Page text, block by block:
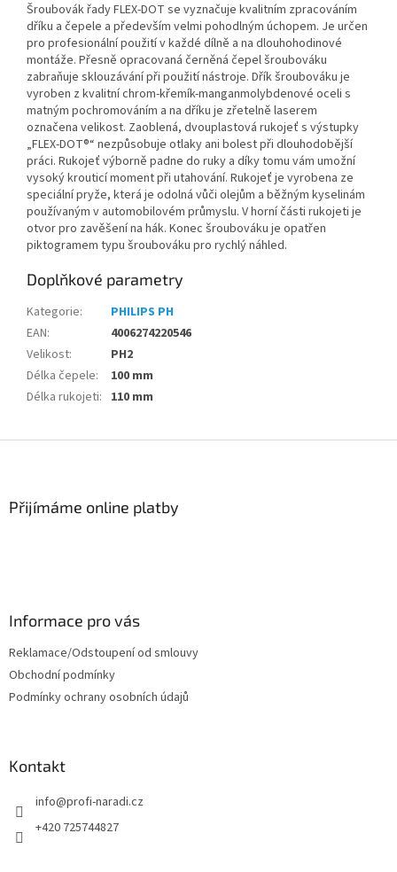
Šroubovák řady FLEX-DOT se vyznačuje kvalitním zpracováním
dříku a čepele a především velmi pohodlným úchopem. Je určen
pro profesionální použití v každé dílně a na dlouhohodinové
montáže. Přesně opracovaná černěná čepel šroubováku
zabraňuje sklouzávání při použití nástroje. Dřík šroubováku je
vyroben z kvalitní chrom-křemík-manganmolybdenové oceli s
matným pochromováním a na dříku je zřetelně laserem
označena velikost. Zaoblená, dvouplastová rukojeť s výstupky
„FLEX-DOT®“ nezpůsobuje otlaky ani bolest při dlouhodobější
práci. Rukojeť výborně padne do ruky a díky tomu vám umožní
vysoký krouticí moment při utahování. Rukojeť je vyrobena ze
speciální pryže, která je odolná vůči olejům a běžným kyselinám
používaným v automobilovém průmyslu. V horní části rukojeti je
otvor pro zavěšení na hák. Konec šroubováku je opatřen
piktogramem typu šroubováku pro rychlý náhled.
Doplňkové parametry
Kategorie:
PHILIPS PH
EAN:
4006274220546
Velikost:
PH2
Délka čepele:
100 mm
Délka rukojeti: 110 mm
Přijímáme online platby
Informace pro vás
Reklamace/Odstoupení od smlouvy
Obchodní podmínky
Podmínky ochrany osobních údajů
Kontakt
info@profi-naradi.cz
+420 725744827